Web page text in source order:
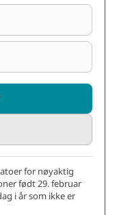
for nøyaktig
født 29. februar
i år som ikke er